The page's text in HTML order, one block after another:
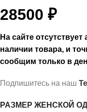
28500 ₽
На сайте
наличии товара, и
сообщим только в
Подпишитесь на наш
РАЗМЕР ЖЕНСКОЙ